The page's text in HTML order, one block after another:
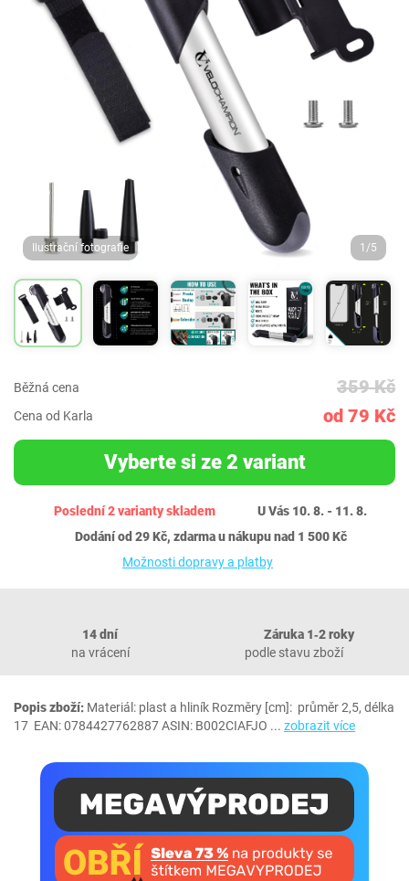
Ilustrační fotografie 1/5
Běžná cena 359 Kč
Cena od Karla od 79 Kč
Vyberte si ze 2 variant
Poslední 2 varianty skladem
U Vás 10. 8. - 11. 8.
Dodání od 29 Kč, zdarma u nákupu nad 1 500 Kč
Možnosti dopravy a platby
14 dní
na vrácení
Záruka 1‐2 roky
podle stavu zboží
Popis zboží: Materiál: plast a hliník Rozměry [cm]: průměr 2,5, délka
17 EAN: 0784427762887 ASIN: B002CIAFJO ... zobrazit více